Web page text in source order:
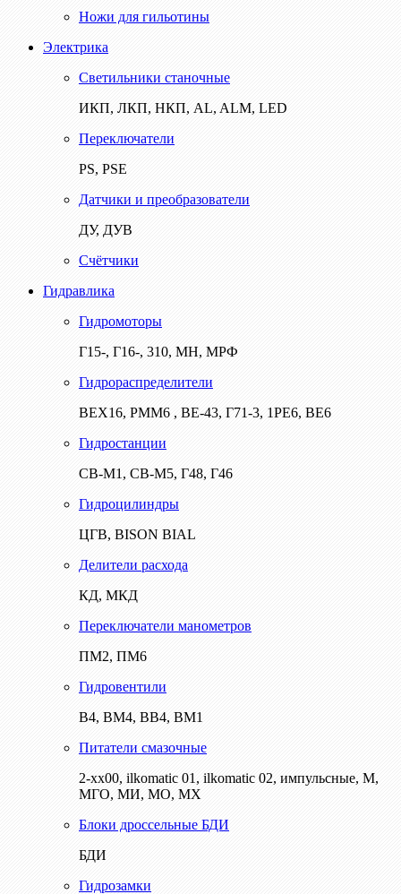
Ножи для гильотины
Электрика
Светильники станочные
ИКП, ЛКП, НКП, AL, ALM, LED
Переключатели
PS, PSE
Датчики и преобразователи
ДУ, ДУВ
Счётчики
Гидравлика
Гидромоторы
Г15-, Г16-, 310, МН, МРФ
Гидрораспределители
ВЕХ16, РММ6 , ВЕ-43, Г71-3, 1РЕ6, ВЕ6
Гидростанции
СВ-М1, СВ-М5, Г48, Г46
Гидроцилиндры
ЦГВ, BISON BIAL
Делители расхода
КД, МКД
Переключатели манометров
ПМ2, ПМ6
Гидровентили
В4, ВМ4, ВВ4, ВМ1
Питатели смазочные
2-хх00, ilkomatic 01, ilkomatic 02, импульсные, М,
МГО, МИ, МО, МХ
Блоки дроссельные БДИ
БДИ
Гидрозамки